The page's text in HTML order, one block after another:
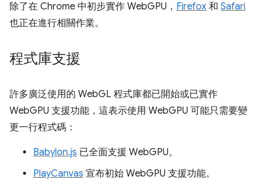
除了在 Chrome 中初步實作 WebGPU， Firefox 和 Safari
也正在進行相關作業。
程式庫支援
許多廣泛使用的 WebGL 程式庫都已開始或已實作
WebGPU 支援功能，這表示使用 WebGPU 可能只需要變
更一行程式碼：
Babylon.js 已全面支援 WebGPU。
PlayCanvas 宣布初始 WebGPU 支援功能。